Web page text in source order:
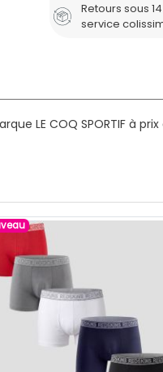
Retours sous
service
LE COQ SPORTIF à